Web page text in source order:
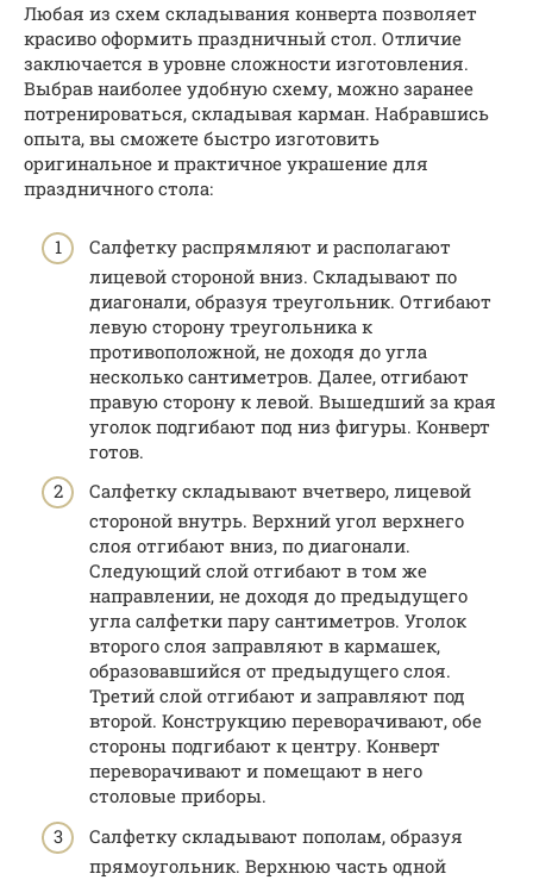
Любая из схем складывания конверта позволяет
красиво оформить праздничный стол. Отличие
заключается в уровне сложности изготовления.
Выбрав наиболее удобную схему, можно заранее
потренироваться, складывая карман. Набравшись
опыта, вы сможете быстро изготовить
оригинальное и практичное украшение для
праздничного стола:
Салфетку распрямляют и располагают
лицевой стороной вниз. Складывают по
диагонали, образуя треугольник. Отгибают
левую сторону треугольника к
противоположной, не доходя до угла
несколько сантиметров. Далее, отгибают
правую сторону к левой. Вышедший за края
уголок подгибают под низ фигуры. Конверт
готов.
Салфетку складывают вчетверо, лицевой
стороной внутрь. Верхний угол верхнего
слоя отгибают вниз, по диагонали.
Следующий слой отгибают в том же
направлении, не доходя до предыдущего
угла салфетки пару сантиметров. Уголок
второго слоя заправляют в кармашек,
образовавшийся от предыдущего слоя.
Третий слой отгибают и заправляют под
второй. Конструкцию переворачивают, обе
стороны подгибают к центру. Конверт
переворачивают и помещают в него
столовые приборы.
Салфетку складывают пополам, образуя
прямоугольник. Верхнюю часть одной